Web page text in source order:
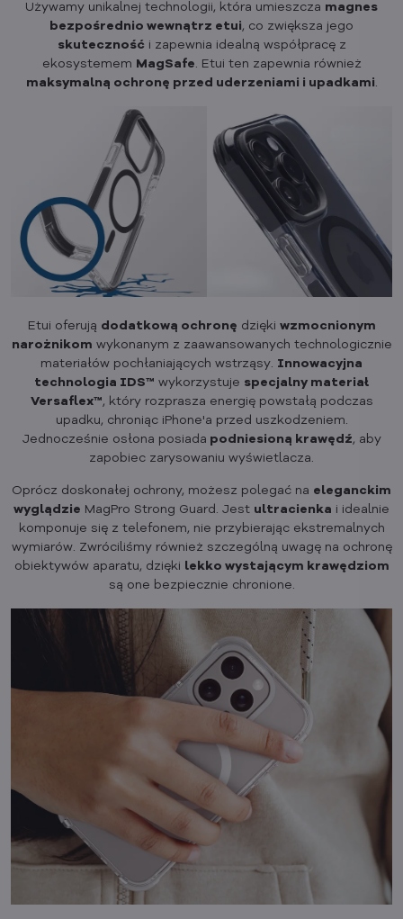
Używamy unikalnej technologii, która umieszcza magnes
bezpośrednio wewnątrz etui, co zwiększa jego
skuteczność i zapewnia idealną współpracę z
ekosystemem MagSafe. Etui ten zapewnia również
maksymalną ochronę przed uderzeniami i upadkami.
Etui oferują dodatkową ochronę dzięki wzmocnionym
narożnikom wykonanym z zaawansowanych technologicznie
materiałów pochłaniających wstrząsy. Innowacyjna
technologia IDS™ wykorzystuje specjalny materiał
Versaflex™, który rozprasza energię powstałą podczas
upadku, chroniąc iPhone'a przed uszkodzeniem.
Jednocześnie osłona posiada podniesioną krawędź, aby
zapobiec zarysowaniu wyświetlacza.
Oprócz doskonałej ochrony, możesz polegać na eleganckim
wyglądzie MagPro Strong Guard. Jest ultracienka i idealnie
komponuje się z telefonem, nie przybierając ekstremalnych
wymiarów. Zwróciliśmy również szczególną uwagę na ochronę
obiektywów aparatu, dzięki lekko wystającym krawędziom
są one bezpiecznie chronione.